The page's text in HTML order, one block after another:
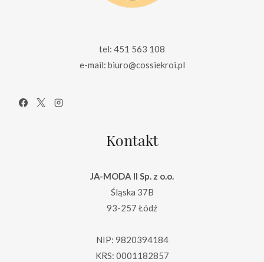
tel: 451 563 108
e-mail: biuro@cossiekroi.pl
Kontakt
JA-MODA II Sp. z o.o.
Śląska 37B
93-257 Łódź
NIP: 9820394184
KRS: 0001182857